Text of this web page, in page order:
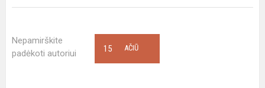
Nepamirškite
padėkoti autoriui
AČIŪ
15